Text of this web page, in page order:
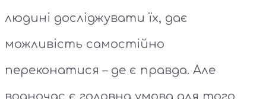
людині досліджувати їх, дає
можливість самостійно
переконатися – де є правда. Але